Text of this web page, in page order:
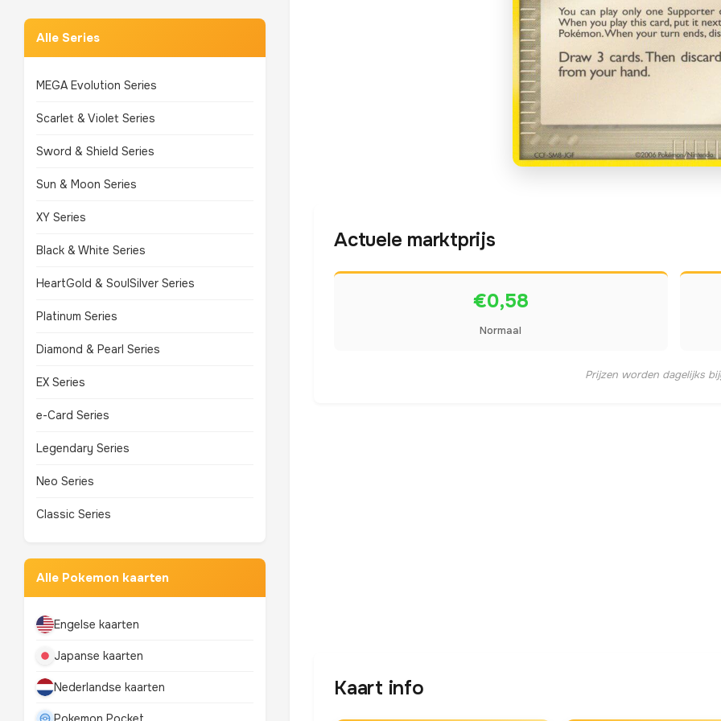
Alle Series
MEGA Evolution Series
Scarlet & Violet Series
Sword & Shield Series
Sun & Moon Series
XY Series
Black & White Series
HeartGold & SoulSilver Series
Platinum Series
Diamond & Pearl Series
EX Series
e-Card Series
Legendary Series
Neo Series
Classic Series
Alle Pokemon kaarten
Engelse kaarten
Japanse kaarten
Nederlandse kaarten
Actuele marktprijs
€0,58
Normaal
Prijzen worden dagelijks
Kaart info